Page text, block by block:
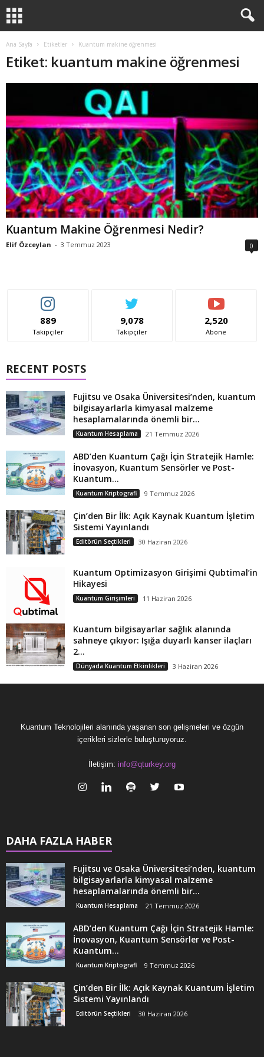
Ana Sayfa Etiketler Kuantum makine öğrenmesi
Etiket: kuantum makine öğrenmesi
Kuantum Makine Öğrenmesi Nedir?
Elif Özceylan - 3 Temmuz 2023 0
889
Takipçiler
9,078
Takipçiler
2,520
Abone
RECENT POSTS
Fujitsu ve Osaka Üniversitesi’nden, kuantum
bilgisayarlarla kimyasal malzeme
hesaplamalarında önemli bir...
Kuantum Hesaplama 21 Temmuz 2026
ABD’den Kuantum Çağı İçin Stratejik Hamle:
İnovasyon, Kuantum Sensörler ve Post-
Kuantum...
Kuantum Kriptografi 9 Temmuz 2026
Çin’den Bir İlk: Açık Kaynak Kuantum İşletim
Sistemi Yayınlandı
Editörün Seçtikleri 30 Haziran 2026
Kuantum Optimizasyon Girişimi Qubtimal’in
Hikayesi
Kuantum Girişimleri 11 Haziran 2026
Kuantum bilgisayarlar sağlık alanında
sahneye çıkıyor: Işığa duyarlı kanser ilaçları
2...
Dünyada Kuantum Etkinlikleri 3 Haziran 2026
Kuantum Teknolojileri alanında yaşanan son gelişmeleri ve özgün
içerikleri sizlerle buluşturuyoruz.
İletişim: info@qturkey.org
DAHA FAZLA HABER
Fujitsu ve Osaka Üniversitesi’nden, kuantum
bilgisayarlarla kimyasal malzeme
hesaplamalarında önemli bir...
Kuantum Hesaplama 21 Temmuz 2026
ABD’den Kuantum Çağı İçin Stratejik Hamle:
İnovasyon, Kuantum Sensörler ve Post-
Kuantum...
Kuantum Kriptografi 9 Temmuz 2026
Çin’den Bir İlk: Açık Kaynak Kuantum İşletim
Sistemi Yayınlandı
Editörün Seçtikleri 30 Haziran 2026